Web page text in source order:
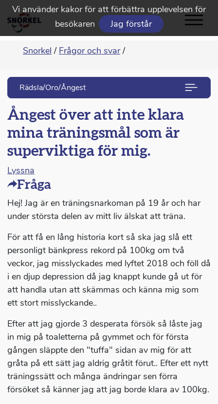
Vi använder kakor för att förbättra upplevelsen för
besökaren
Jag förstår
Snorkel / Frågor och svar /
Rädsla/Oro/Ångest
Ångest över att inte klara
mina träningsmål som är
superviktiga för mig.
Lyssna
Fråga
Hej! Jag är en träningsnarkoman på 19 år och har
under största delen av mitt liv älskat att träna.
För att få en lång historia kort så ska jag slå ett
personligt bänkpress rekord på 100kg om två
veckor, jag misslyckades med lyftet 2018 och föll då
i en djup depression då jag knappt kunde gå ut för
att handla utan att skämmas och känna mig som
ett stort misslyckande..
Efter att jag gjorde 3 desperata försök så låste jag
in mig på toaletterna på gymmet och för första
gången släppte den "tuffa" sidan av mig för att
gråta på ett sätt jag aldrig gråtit förut.. Efter ett nytt
träningssätt och många ändringar sen förra
försöket så känner jag att jag borde klara av 100kg.